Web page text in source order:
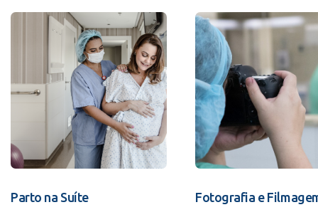
Parto na Suíte Fotografia e